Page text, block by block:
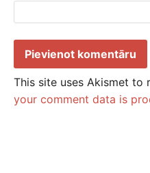
This site uses Akismet to
your comment data is